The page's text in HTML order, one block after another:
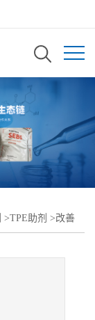
>TPE助剂 >改善